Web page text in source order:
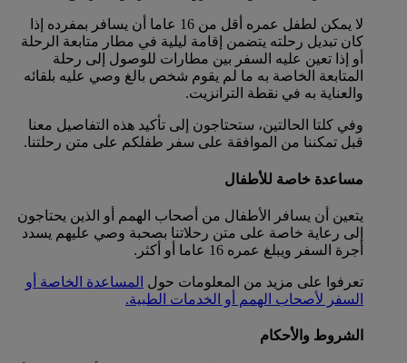
لا يمكن لطفل عمره أقل من 16 عاما أن يسافر بمفرده إذا
كان تبديل رحلته يتضمن إقامة ليلية في مطار متابعة الرحلة
أو إذا تعين عليه السفر بين مطارات للوصول إلى رحلة
المتابعة الخاصة به ما لم يقوم شخص بالغ وصي عليه بلقائه
والعناية به في نقطة الترانزيت.
وفي كلتا الحالتين، ستحتاجون إلى تأكيد هذه التفاصيل معنا
قبل تمكننا من الموافقة على سفر طفلكم على متن رحلتنا.
مساعدة خاصة للأطفال
يتعين أن يسافر الأطفال من أصحاب الهمم أو الذين يحتاجون
إلى رعاية خاصة على متن رحلاتنا بصحبة وصي عليهم يسدد
أجرة السفر ويبلغ عمره 16 عاما أو أكثر.
تعرفوا على مزيد من المعلومات حول المساعدة الخاصة أو
السفر لأصحاب الهمم أو الخدمات الطبية.
الشروط والأحكام